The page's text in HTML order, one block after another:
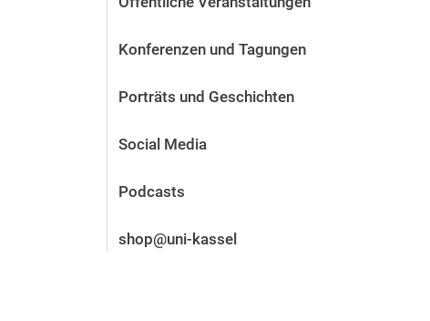
Stellenangebote
Alum­ni und Freunde
Kontakt und Standorte
Konferenzen und Tagungen
Porträts und Geschichten
Social Media
Podcasts
shop@uni-kassel